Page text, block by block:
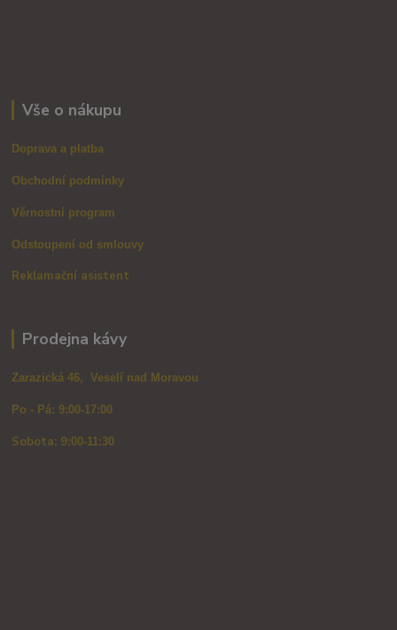
Vše o nákupu
Doprava a platba
Obchodní podmínky
Věrnostní program
Odstoupení od smlouvy
Reklamační asistent
Prodejna kávy
Zarazická 46, Veselí nad Moravou
Po - Pá: 9:00-17:00
Sobota: 9:00-11:30